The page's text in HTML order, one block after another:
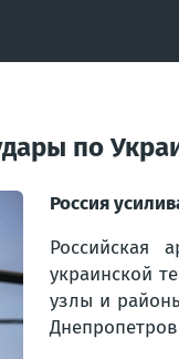
по
Россия
Российская
украинской
узлы и